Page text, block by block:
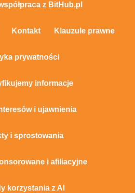
z BitHub.pl
Kontakt Klauzule prawne
prywatności
informacje
i ujawnienia
i sprostowania
i afiliacyjne
korzystania z AI